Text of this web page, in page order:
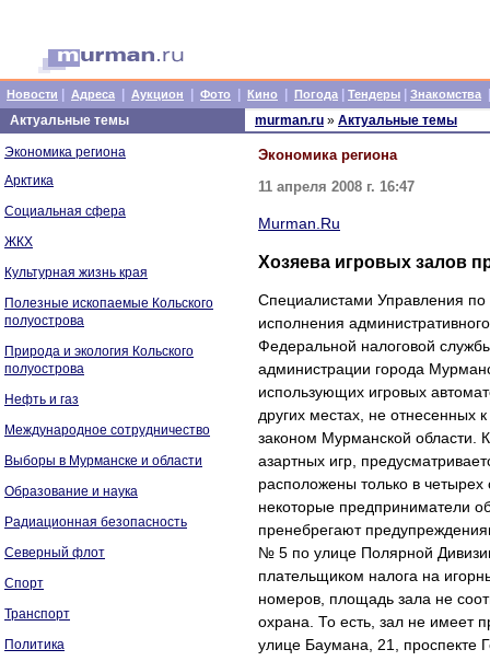
Новости Адреса Аукцион Фото Кино Погода Тендеры Знакомства
Актуальные темы
Экономика региона
Арктика
Социальная сфера
ЖКХ
Культурная жизнь края
Полезные ископаемые Кольского
полуострова
Природа и экология Кольского
полуострова
Нефть и газ
Международное сотрудничество
Выборы в Мурманске и области
Образование и наука
Радиационная безопасность
Северный флот
Спорт
Транспорт
Политика
murman.ru » Актуальные темы
Экономика региона
11 апреля 2008 г. 16:47
Murman.Ru
Хозяева игровых залов
Специалистами Управления
исполнения
Федеральной налоговой
администрации города
использующих игровых
других местах, не отнесенных
законом Мурманской области.
азартных игр,
расположены только в
некоторые предприниматели
пренебрегают
№ 5 по улице Полярной
плательщиком налога на
номеров, площадь зала не
охрана. То есть, зал не имеет
улице Баумана, 21, проспекте